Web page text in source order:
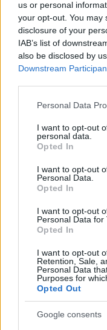
us or personal
your opt-out. You may
disclosure of your
IAB’s list of
also be disclosed by
Downstream
Please note that this
not limited to your
grant or deny consent
use your data for
consent section.
Personal Data
I want to opt-out
personal data.
Opted In
I want to opt-out
Personal Data.
Opted In
I want to opt-out
Personal Data for
Opted In
I want to opt-out
Retention, Sale,
Personal Data
Purposes for
Opted Out
Google consents
Η δήλωση της ΕΕΔΑ
τον αυταρχικό
άλλαξε τη σύνθεση
προφανή πολιτική
της κυβέρνησης.